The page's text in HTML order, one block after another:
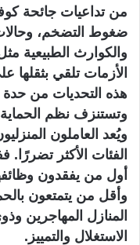
ضغوط التضخم،
والكوارث الطبيعية
الأزمات تلقي بثقلها
هذه التحديات من حدة
وتستنزف نظم الحماية
ويُعد العاملون
الفئات الأكثر تضررًا.
أول من يفقدون
وأقل من يتمتعون
المنازل المهاجرين
الاستغلال والتمييز.